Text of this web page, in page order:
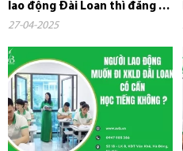
lao động Đài Loan thì đăng ký
ở đâu?
27-04-2025